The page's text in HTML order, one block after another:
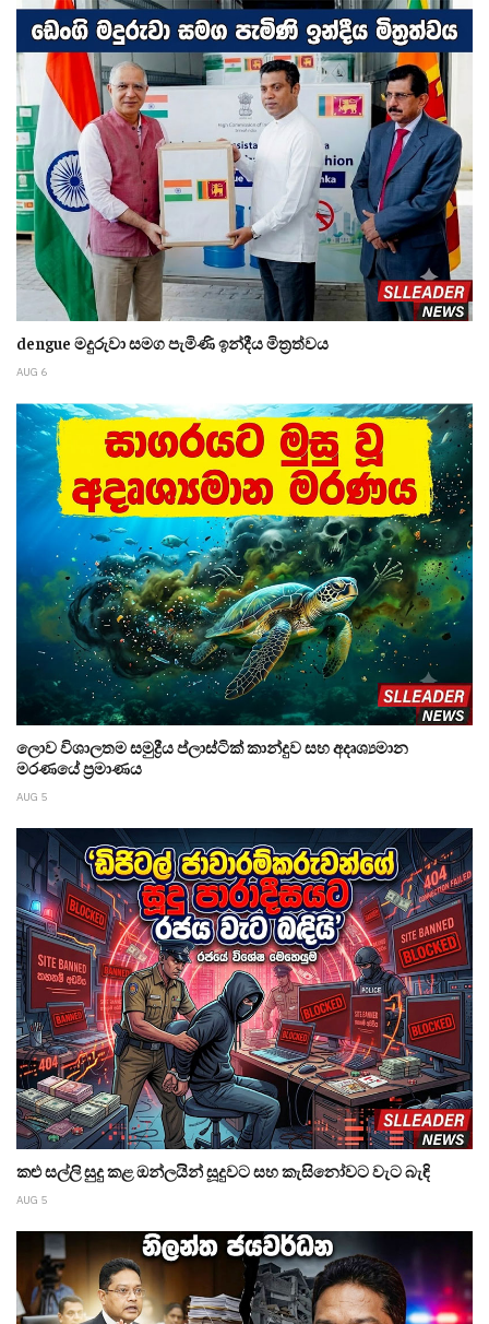
dengue මදුරුවා සමග පැමිණි ඉන්දීය මිත්‍රත්වය
AUG 6
ලොව විශාලතම සමුද්‍රීය ප්ලාස්ටික් කාන්දුව සහ අදෘශ්‍යමාන
මරණයේ ප්‍රමාණය
AUG 5
කළු සල්ලි සුදු කළ ඔන්ලයින් සූදුවට සහ කැසිනෝවට වැට බැඳි
AUG 5